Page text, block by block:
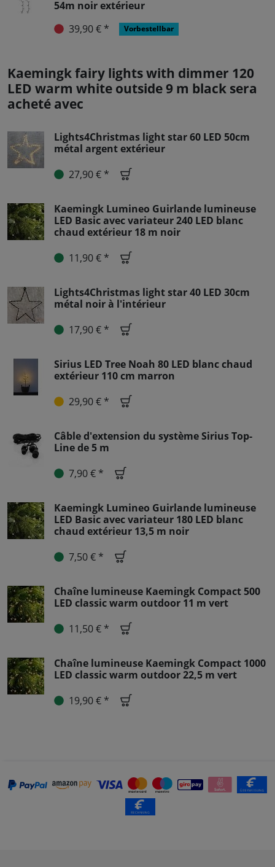
54m noir extérieur
39,90 € *
Vorbestellbar
Kaemingk fairy lights with dimmer 120
LED warm white outside 9 m black sera
acheté avec
Lights4Christmas light star 60 LED 50cm
métal argent extérieur
27,90 € *
Kaemingk Lumineo Guirlande lumineuse
LED Basic avec variateur 240 LED blanc
chaud extérieur 18 m noir
11,90 € *
Lights4Christmas light star 40 LED 30cm
métal noir à l'intérieur
17,90 € *
Sirius LED Tree Noah 80 LED blanc chaud
extérieur 110 cm marron
29,90 € *
Câble d'extension du système Sirius Top-
Line de 5 m
7,90 € *
Kaemingk Lumineo Guirlande lumineuse
LED Basic avec variateur 180 LED blanc
chaud extérieur 13,5 m noir
7,50 € *
Chaîne lumineuse Kaemingk Compact 500
LED classic warm outdoor 11 m vert
11,50 € *
Chaîne lumineuse Kaemingk Compact 1000
LED classic warm outdoor 22,5 m vert
19,90 € *